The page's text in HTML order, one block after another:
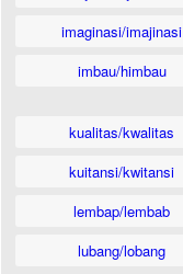
imaginasi/imajinasi
imbau/himbau
kualitas/kwalitas
kuitansi/kwitansi
lembap/lembab
lubang/lobang